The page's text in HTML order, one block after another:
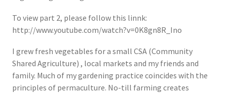
To view part 2, please follow this linnk:
http://www.youtube.com/watch?v=0K8gn8R_Ino
I grew fresh vegetables for a small CSA (Community
Shared Agriculture) , local markets and my friends and
family. Much of my gardening practice coincides with the
principles of permaculture. No-till farming creates